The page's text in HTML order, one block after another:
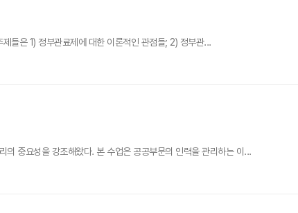
들은 1) 정부관료제에 대한 이론적인 관점들; 2) 정부관...
중요성을 강조해왔다. 본 수업은 공공부문의 인력을 관리하는 이...